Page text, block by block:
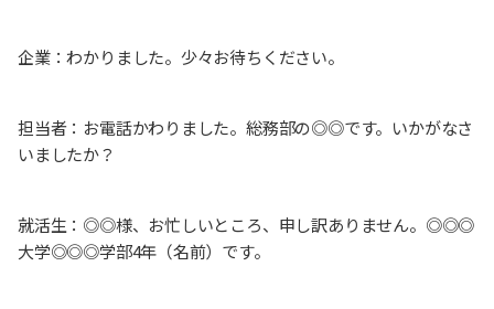
企業：わかりました。少々お待ちください。
担当者：お電話かわりました。総務部の◎◎です。いかがなさ
いましたか？
就活生：◎◎様、お忙しいところ、申し訳ありません。◎◎◎
大学◎◎◎学部4年（名前）です。